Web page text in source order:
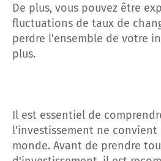
De plus, vous pouvez être
fluctuations de taux de
perdre l'ensemble de votre
plus.
Il est essentiel de
l'investissement ne convient
monde. Avant de prendre